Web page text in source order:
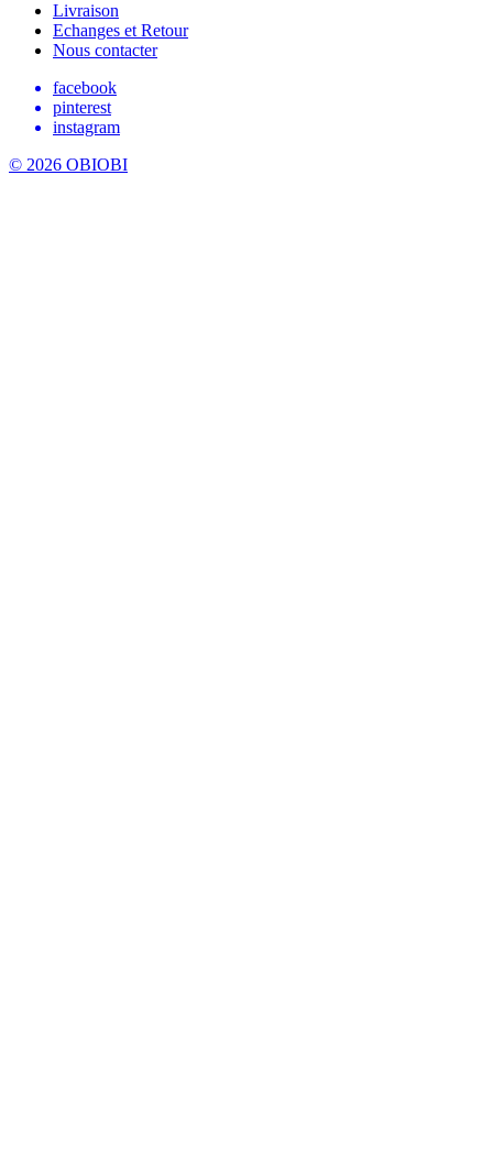
Livraison
Echanges et Retour
Nous contacter
facebook
pinterest
instagram
© 2026 OBIOBI